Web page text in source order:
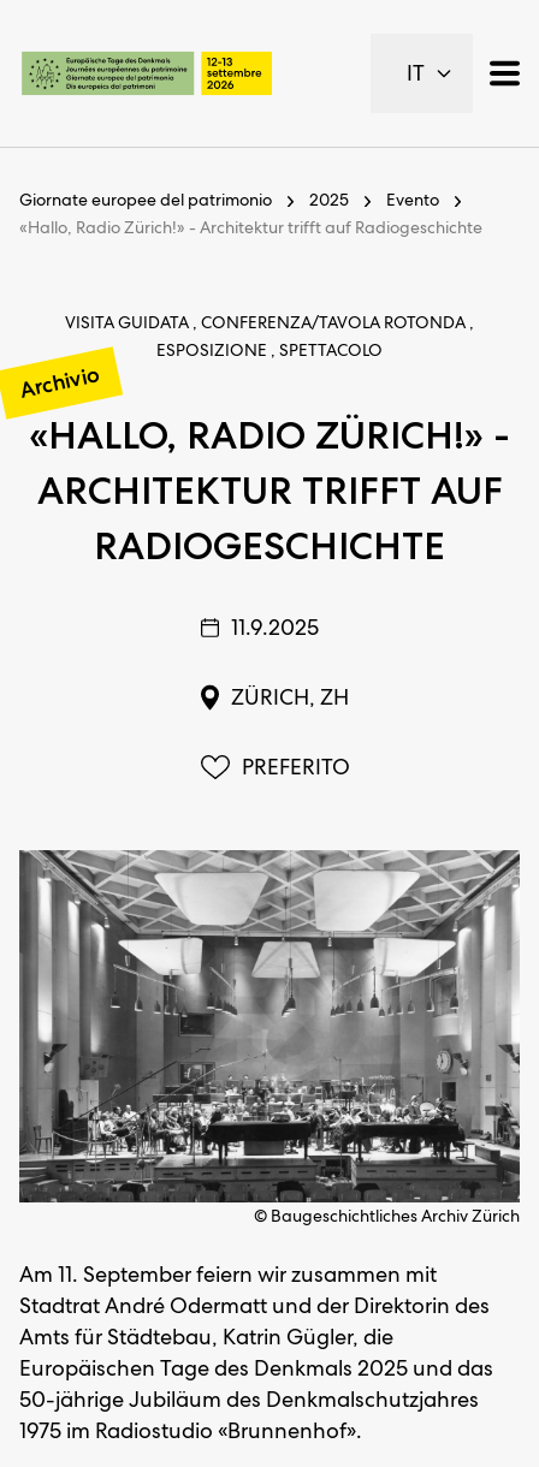
Pagine importanti
Pagina iniziale
Contenuto
Piano del sito
IT
Giornate europee del patrimonio 2025
Evento
«Hallo, Radio Zürich!» - Architektur trifft auf Radiogeschichte
VISITA GUIDATA , CONFERENZA/TAVOLA ROTONDA ,
ESPOSIZIONE , SPETTACOLO
Archivio
«HALLO, RADIO ZÜRICH!» -
ARCHITEKTUR TRIFFT AUF
RADIOGESCHICHTE
11.9.2025
ZÜRICH, ZH
PREFERITO
© Baugeschichtliches Archiv Zürich
Am 11. September feiern wir zusammen mit
Stadtrat André Odermatt und der Direktorin des
Amts für Städtebau, Katrin Gügler, die
Europäischen Tage des Denkmals 2025 und das
50-jährige Jubiläum des Denkmalschutzjahres
1975 im Radiostudio «Brunnenhof».